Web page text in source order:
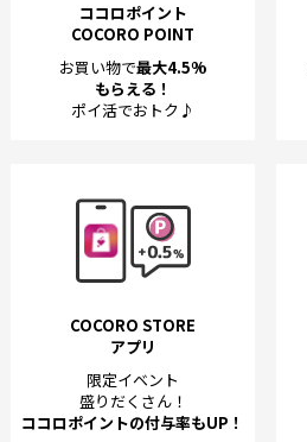
ココロポイント
COCORO POINT
お買い物で最大4.5%
もらえる！
ポイ活でおトク♪
COCORO STORE
アプリ
限定イベント
盛りだくさん！
ココロポイントの付与率もUP！